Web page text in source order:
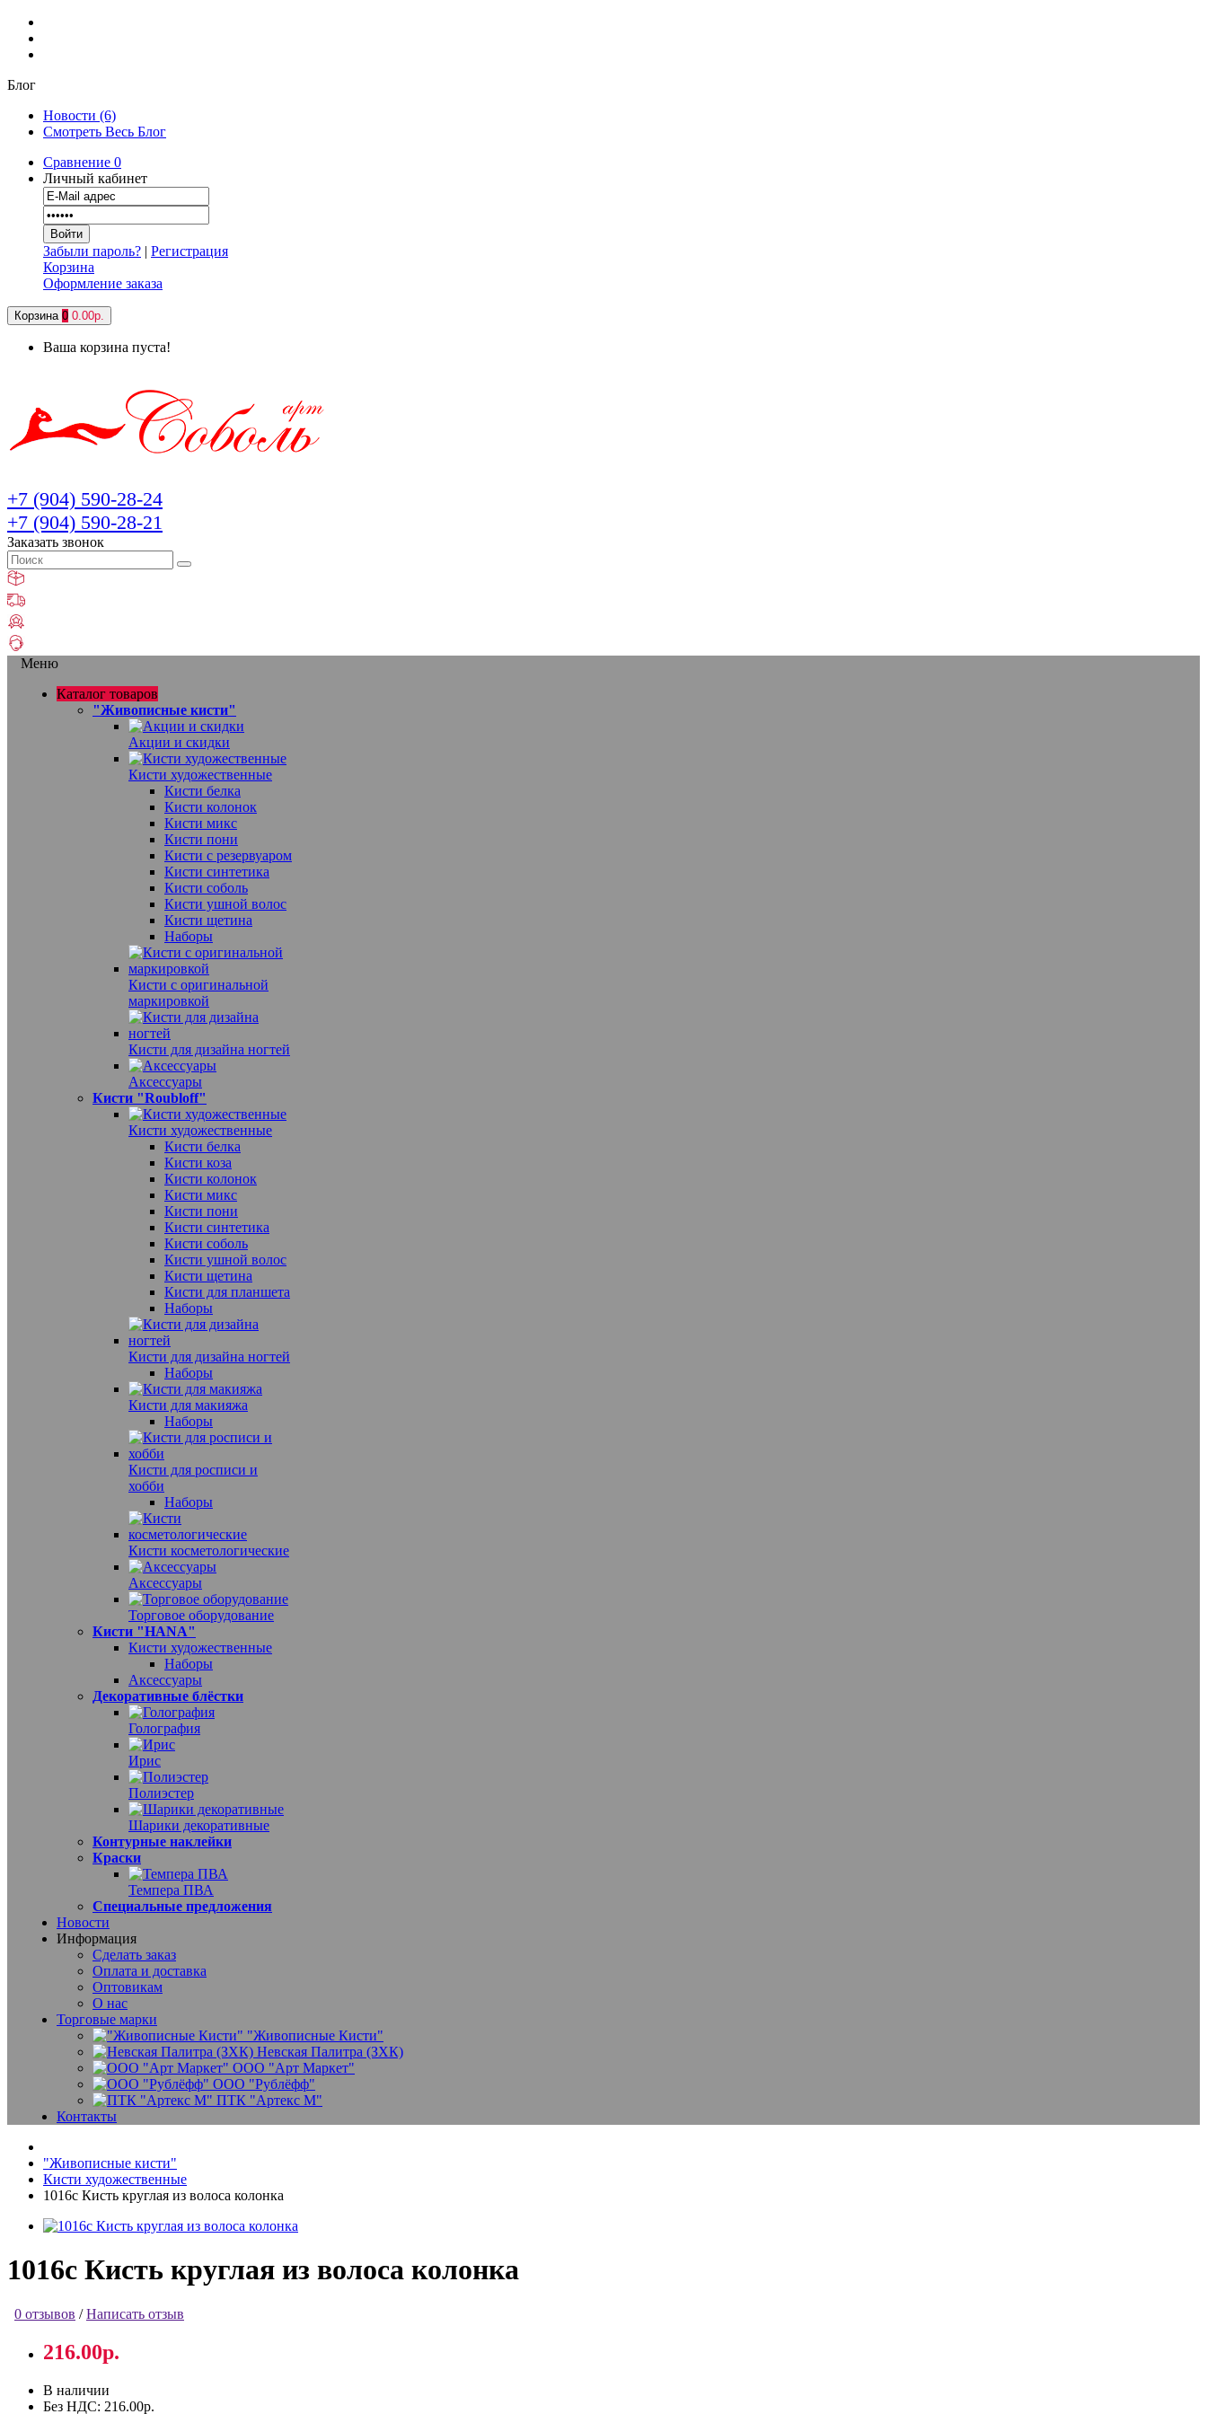
Блог
Новости (6)
Смотреть Весь Блог
Сравнение 0
Личный кабинет
Забыли пароль? | Регистрация
Корзина
Оформление заказа
Корзина 0 0.00р.
Ваша корзина пуста!
+7 (904) 590-28-24
+7 (904) 590-28-21
Заказать звонок
Меню
Каталог товаров
"Живописные кисти"
Акции и скидки
Кисти художественные
Кисти белка
Кисти колонок
Кисти микс
Кисти пони
Кисти с резервуаром
Кисти синтетика
Кисти соболь
Кисти ушной волос
Кисти щетина
Наборы
Кисти с оригинальной
маркировкой
Кисти для дизайна ногтей
Аксессуары
Кисти "Roubloff"
Кисти художественные
Кисти белка
Кисти коза
Кисти колонок
Кисти микс
Кисти пони
Кисти синтетика
Кисти соболь
Кисти ушной волос
Кисти щетина
Кисти для планшета
Наборы
Кисти для дизайна ногтей
Наборы
Кисти для макияжа
Наборы
Кисти для росписи и
хобби
Наборы
Кисти косметологические
Аксессуары
Торговое оборудование
Кисти "HANA"
Кисти художественные
Наборы
Аксессуары
Декоративные блёстки
Голография
Ирис
Полиэстер
Шарики декоративные
Контурные наклейки
Краски
Темпера ПВА
Специальные предложения
Новости
Информация
Сделать заказ
Оплата и доставка
Оптовикам
О нас
Торговые марки
"Живописные Кисти"
Невская Палитра (ЗХК)
ООО "Арт Маркет"
ООО "Рублёфф"
ПТК "Артекс М"
Контакты
"Живописные кисти"
Кисти художественные
1016с Кисть круглая из волоса колонка
1016с Кисть круглая из волоса колонка
0 отзывов /Написать отзыв
216.00р.
В наличии
Без НДС: 216.00р.